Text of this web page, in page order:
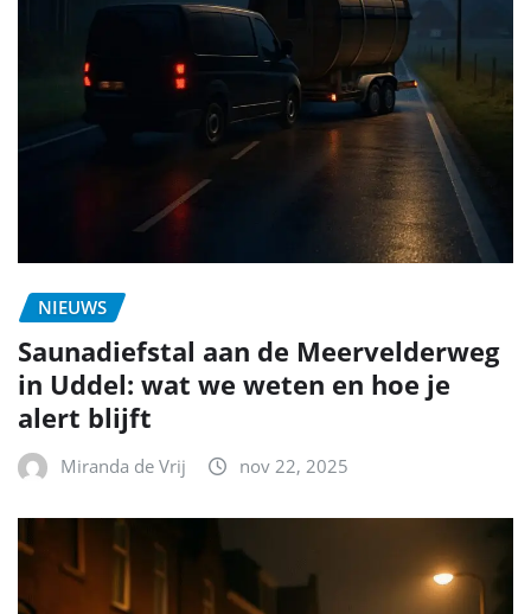
NIEUWS
Saunadiefstal aan de Meervelderweg
in Uddel: wat we weten en hoe je
alert blijft
Miranda de Vrij nov 22, 2025